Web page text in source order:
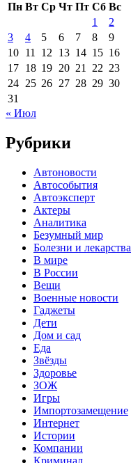
Пн Вт Ср Чт Пт Сб Вс
1
2
3
4 5 6 7 8
9
10 11 12 13 14 15 16
17 18 19 20 21 22 23
24 25 26 27 28 29 30
31
« Июл
Рубрики
Автоновости
Автособытия
Автоэксперт
Актеры
Аналитика
Безумный мир
Болезни и лекарства
В мире
В России
Вещи
Военные новости
Гаджеты
Дети
Дом и сад
Еда
Звёзды
Здоровье
ЗОЖ
Игры
Импортозамещение
Интернет
Истории
Компании
Криминал